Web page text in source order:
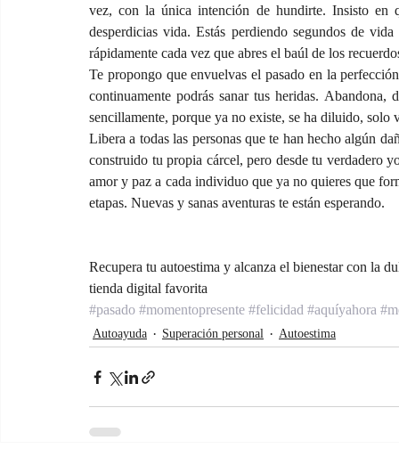
vez, con la única intención de hundirte. Insisto en
desperdicias vida. Estás perdiendo segundos de
rápidamente cada vez que abres el baúl de los
Te propongo que envuelvas el pasado en la
continuamente podrás sanar tus heridas.
sencillamente, porque ya no existe, se ha diluido, solo
Libera a todas las personas que te han hecho algún
construido tu propia cárcel, pero desde tu verdadero
amor y paz a cada individuo que ya no quieres que
etapas. Nuevas y sanas aventuras te están esperando.
Recupera tu autoestima y alcanza el bienestar con la
tienda digital favorita
#pasado #momentopresente #felicidad #aquíyahora
Autoayuda Superación personal Autoestima